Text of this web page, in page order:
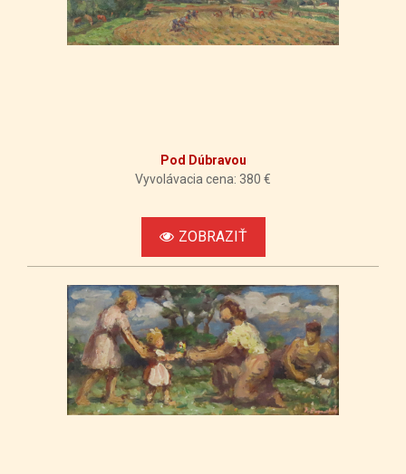
Pod Dúbravou
Vyvolávacia cena: 380 €
ZOBRAZIŤ